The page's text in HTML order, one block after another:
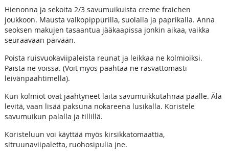
Hienonna ja sekoita 2/3 savumuikuista creme fraichen
joukkoon. Mausta valkopippurilla, suolalla ja paprikalla. Anna
seoksen makujen tasaantua jääkaapissa jonkin aikaa, vaikka
seuraavaan päivään.
Poista ruisvuokaviipaleista reunat ja leikkaa ne kolmioiksi.
Paista ne voissa. (Voit myös paahtaa ne rasvattomasti
leivänpaahtimella).
Kun kolmiot ovat jäähtyneet laita savumuikkutahnaa päälle. Älä
levitä, vaan lisää paksuna nokareena lusikalla. Koristele
savumuikun palalla ja tillillä.
Koristeluun voi käyttää myös kirsikkatomaattia,
sitruunaviipaletta, ruohosipulia jne.